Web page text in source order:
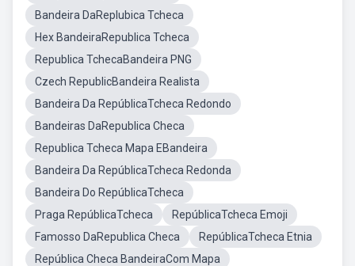
Bandeira DaReplubica Tcheca
Hex BandeiraRepublica Tcheca
Republica TchecaBandeira PNG
Czech RepublicBandeira Realista
Bandeira Da RepúblicaTcheca Redondo
Bandeiras DaRepublica Checa
Republica Tcheca Mapa EBandeira
Bandeira Da RepúblicaTcheca Redonda
Bandeira Do RepúblicaTcheca
Praga RepúblicaTcheca
RepúblicaTcheca Emoji
Famosso DaRepublica Checa
RepúblicaTcheca Etnia
República Checa BandeiraCom Mapa